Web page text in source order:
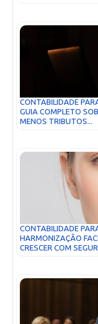
CONTABILIDADE
GUIA COMPLETO
MENOS TRIBUTOS...
CONTABILIDADE
HARMONIZAÇÃO
CRESCER COM